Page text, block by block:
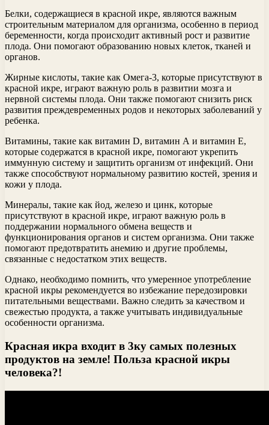
Белки, содержащиеся в красной икре, являются важным
строительным материалом для организма, особенно в период
беременности, когда происходит активный рост и развитие
плода. Они помогают образованию новых клеток, тканей и
органов.
Жирные кислоты, такие как Омега-3, которые присутствуют в
красной икре, играют важную роль в развитии мозга и
нервной системы плода. Они также помогают снизить риск
развития преждевременных родов и некоторых заболеваний у
ребенка.
Витамины, такие как витамин D, витамин А и витамин E,
которые содержатся в красной икре, помогают укрепить
иммунную систему и защитить организм от инфекций. Они
также способствуют нормальному развитию костей, зрения и
кожи у плода.
Минералы, такие как йод, железо и цинк, которые
присутствуют в красной икре, играют важную роль в
поддержании нормального обмена веществ и
функционирования органов и систем организма. Они также
помогают предотвратить анемию и другие проблемы,
связанные с недостатком этих веществ.
Однако, необходимо помнить, что умеренное употребление
красной икры рекомендуется во избежание передозировки
питательными веществами. Важно следить за качеством и
свежестью продукта, а также учитывать индивидуальные
особенности организма.
Красная икра входит в 3ку самых полезных
продуктов на земле! Польза красной икры
человека?!